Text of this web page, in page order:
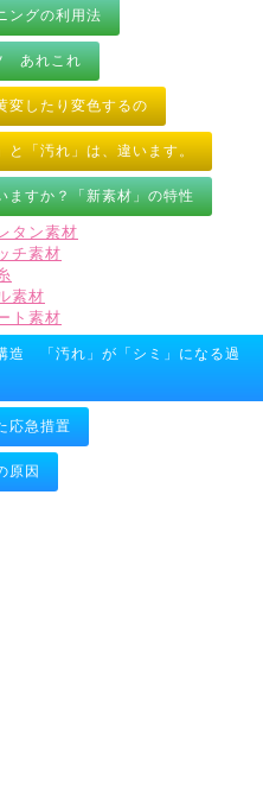
ングの利用法
あれこれ
したり変色するの
と「汚れ」は、違います。
ますか？「新素材」の特性
タン素材
チ素材
素材
ト素材
造 「汚れ」が「シミ」になる過
応急措置
原因